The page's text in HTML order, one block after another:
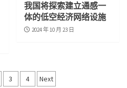
我国将探索建立通感一
体的低空经济网络设施
2024 年 10 月 23 日
3 4 Next